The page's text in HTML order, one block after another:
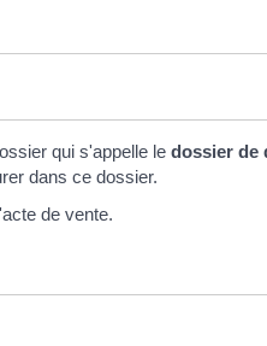
qui s'appelle le dossier de
dans ce dossier.
de vente.